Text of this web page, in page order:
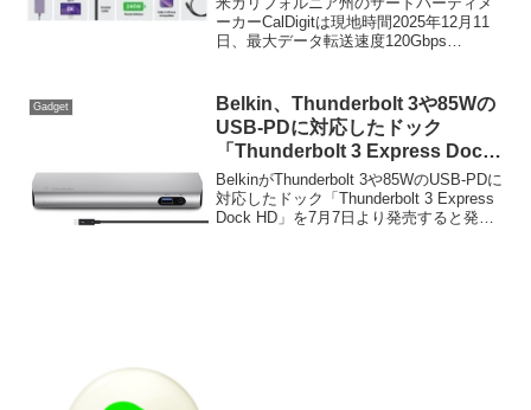
ーカーCalDigitは現地時間2025年12月11
日、最大データ転送速度120Gbps
「CalDigit Thunderbolt 5 Pro Cable」を新
たに発売したと発表しています。
Gadget
Belkin、Thunderbolt 3や85Wの
USB-PDに対応したドック
「Thunderbolt 3 Express Dock
HD」を7月7日より発売。
BelkinがThunderbolt 3や85WのUSB-PDに
対応したドック「Thunderbolt 3 Express
Dock HD」を7月7日より発売すると発表